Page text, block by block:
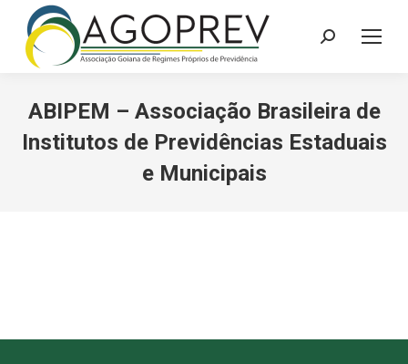
Search:
ABIPEM – Associação Brasileira de
Institutos de Previdências Estaduais
e Municipais